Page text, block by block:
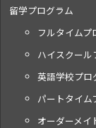
留学プログラム
フルタイムプ
ハイスクール
英語学校プロ
パートタイム
オーダーメイ